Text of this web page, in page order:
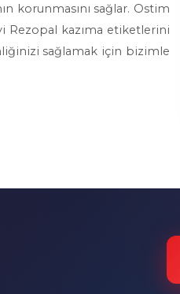
korunmasını sağlar. Ostim
Rezopal kazıma etiketlerini
sağlamak için bizimle